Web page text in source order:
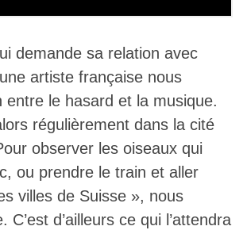
demande sa relation avec
artiste française nous
entre le hasard et la musique.
régulièrement dans la cité
observer les oiseaux qui
ou prendre le train et aller
villes de Suisse », nous
C’est d’ailleurs ce qui l’attendra